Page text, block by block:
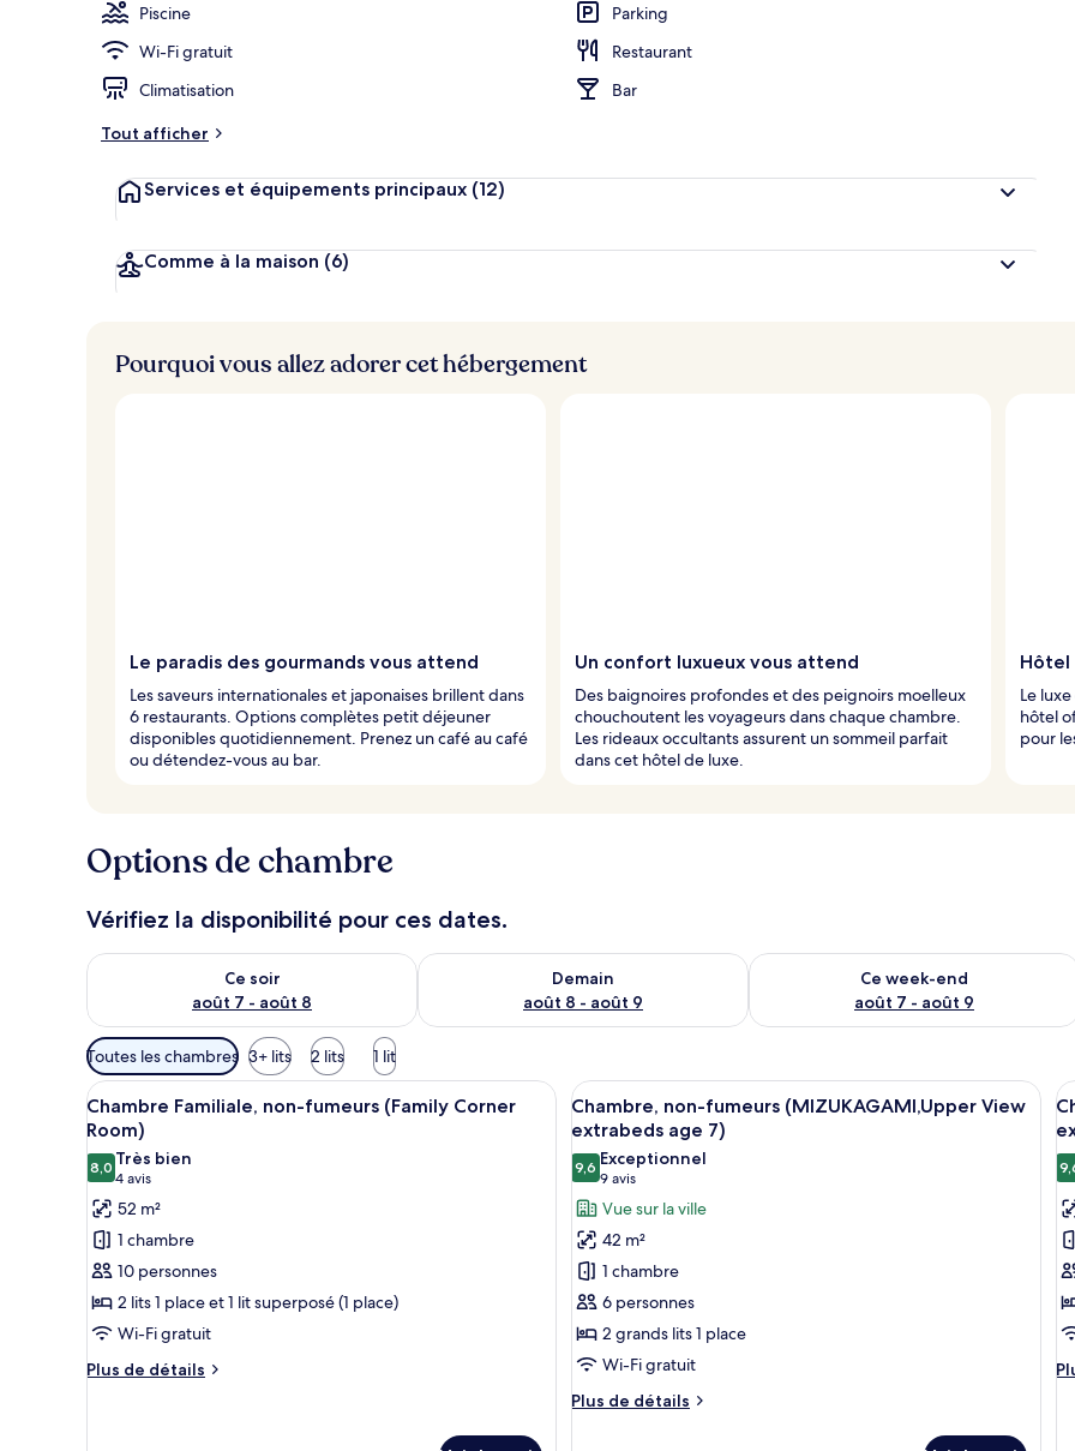
Piscine
Parking
Wi-Fi gratuit
Restaurant
Climatisation
Bar
Tout afficher
Services et équipements principaux (12)
Comme à la maison (6)
Pourquoi vous allez adorer cet hébergement
Le paradis des gourmands vous attend
Les saveurs internationales et japonaises brillent dans
6 restaurants. Options complètes petit déjeuner
disponibles quotidiennement. Prenez un café au café
ou détendez-vous au bar.
Un confort luxueux vous attend
Des baignoires profondes et des peignoirs moelleux
chouchoutent les voyageurs dans chaque chambre.
Les rideaux occultants assurent un sommeil parfait
dans cet hôtel de luxe.
Hôtel
Le
hôtel
pour
Options de chambre
Vérifiez la disponibilité pour ces dates.
Ce soir
août 7 - août 8
Vérifier la disponibilité pour ce soir août 7 - août 8
Demain
août 8 - août 9
Vérifier la disponibilité pour demain août 8 - août 9
Ce week-end
août 7 - août 9
Vérifier la disponibilité pour ce week-
Filtres
disponibles
pour
les
chambres
Toutes les chambres 3+ lits 2 lits 1 lit
Afficher
toutes
les
photos
pour
ce
type
de
chambre :
Chambre
Familiale,
Une chambre d’hôtel avec deux lits, un canapé et une échelle.
5
Chambre Familiale, non-fumeurs (Family Corner
Room)
8,08,0 sur 10
Très bien
4 avis
(4 avis)
52 m²
1 chambre
10 personnes
2 lits 1 place et 1 lit superposé (1 place)
Wi-Fi gratuit
Plus de détails
Plus
Afficher
toutes
les
photos
pour
ce
type
de
chambre :
Chambre,
non-
fumeurs
Une chambre d’hôtel avec un grand
12
Chambre, non-fumeurs (MIZUKAGAMI,Upper View
extrabeds age 7)
9,69,6 sur 10
Exceptionnel
9 avis
(9 avis)
Vue sur la ville
42 m²
1 chambre
6 personnes
2 grands lits 1 place
Wi-Fi gratuit
Plus de détails
Plus